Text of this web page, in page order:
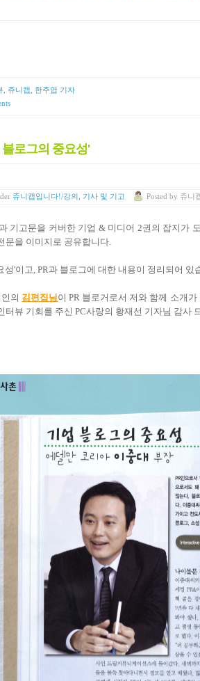
, 쥬니캡
한주엽 기자
로그의 중요성'
쥬니캡입니다!/강의, 기사 및 기고 Posted by 쥬니
기고문을 커버한 기업 & 미디어 2권의 잡지가
문을 이미지로 공유합니다.
'이고, PR과 블로그에 대한 내용이 정리되어
의 김편집님이 PR 블로거로서 저와 함께 소개
터뷰 기회를 주신 PC사랑의 황재선 기자님 감사